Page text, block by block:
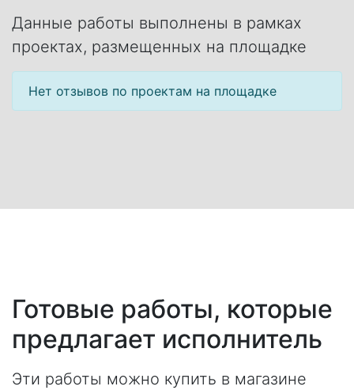
Данные работы выполнены в рамках
проектах, размещенных на площадке
Нет отзывов по проектам на площадке
Готовые работы, которые
предлагает исполнитель
Эти работы можно купить в магазине